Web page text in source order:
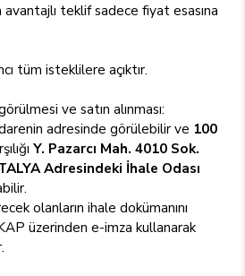
avantajlı teklif sadece fiyat esasına
tüm isteklilere açıktır.
ve satın alınması:
adresinde görülebilir ve 100
Y. Pazarcı Mah. 4010 Sok.
Adresindeki İhale Odası
olanların ihale dokümanını
üzerinden e-imza kullanarak